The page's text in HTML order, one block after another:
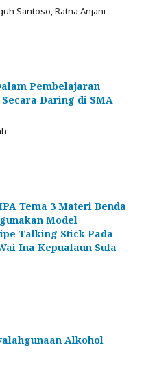
Santoso, Ratna Anjani
Pembelajaran
Daring di SMA
Tema 3 Materi Benda
Model
Talking Stick Pada
Ina Kepualaun Sula
Alkohol